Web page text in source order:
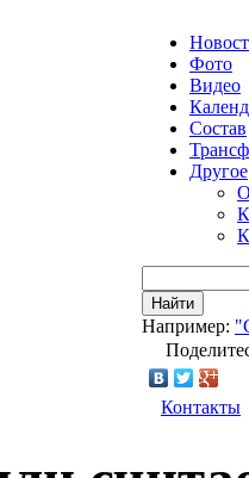
Фото
Видео
Состав
Другое
Найти
Например:
Контакты